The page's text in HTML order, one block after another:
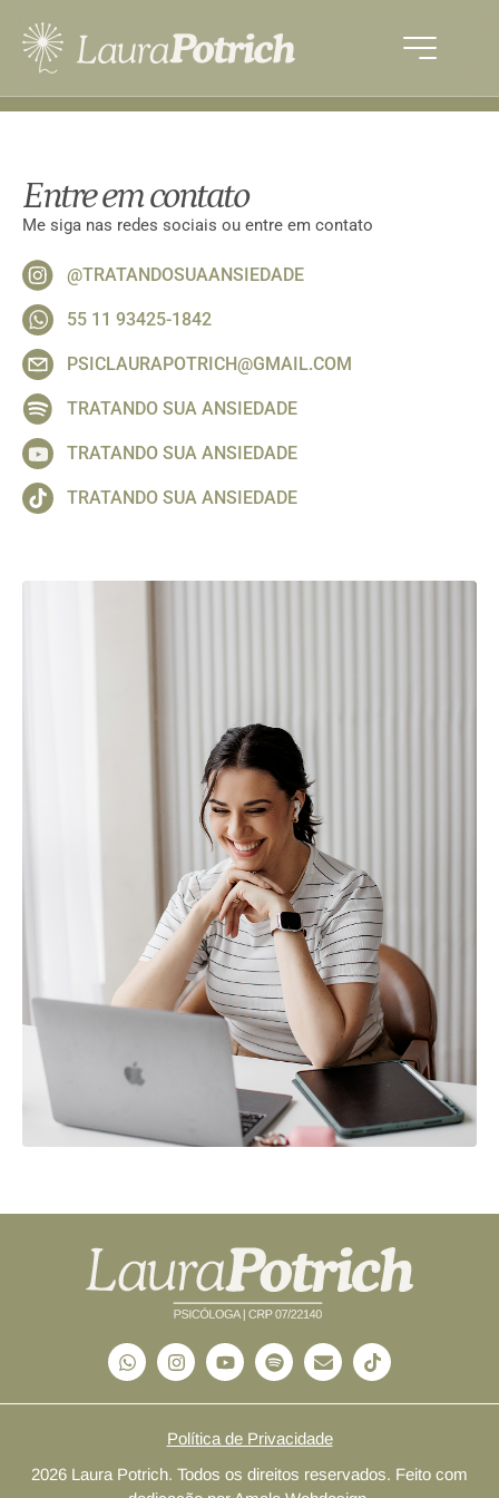
Entre em contato
Me siga nas redes sociais ou entre em contato
@TRATANDOSUAANSIEDADE
55 11 93425-1842
PSICLAURAPOTRICH@GMAIL.COM
TRATANDO SUA ANSIEDADE
TRATANDO SUA ANSIEDADE
TRATANDO SUA ANSIEDADE
Política de Privacidade
2026 Laura Potrich. Todos os direitos reservados. Feito com